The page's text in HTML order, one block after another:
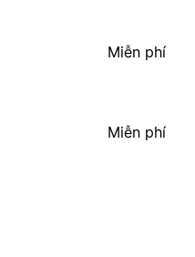
Miễn phí
Miễn phí